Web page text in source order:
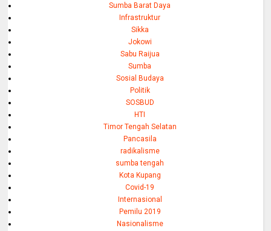
Sumba Barat Daya
Infrastruktur
Sikka
Jokowi
Sabu Raijua
Sumba
Sosial Budaya
Politik
SOSBUD
HTI
Timor Tengah Selatan
Pancasila
radikalisme
sumba tengah
Kota Kupang
Covid-19
Internasional
Pemilu 2019
Nasionalisme